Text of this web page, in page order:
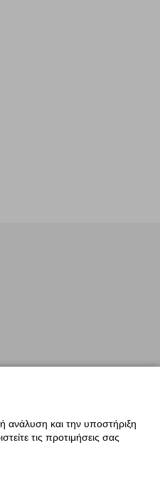
ανάλυση και την υποστήριξη
τις προτιμήσεις σας